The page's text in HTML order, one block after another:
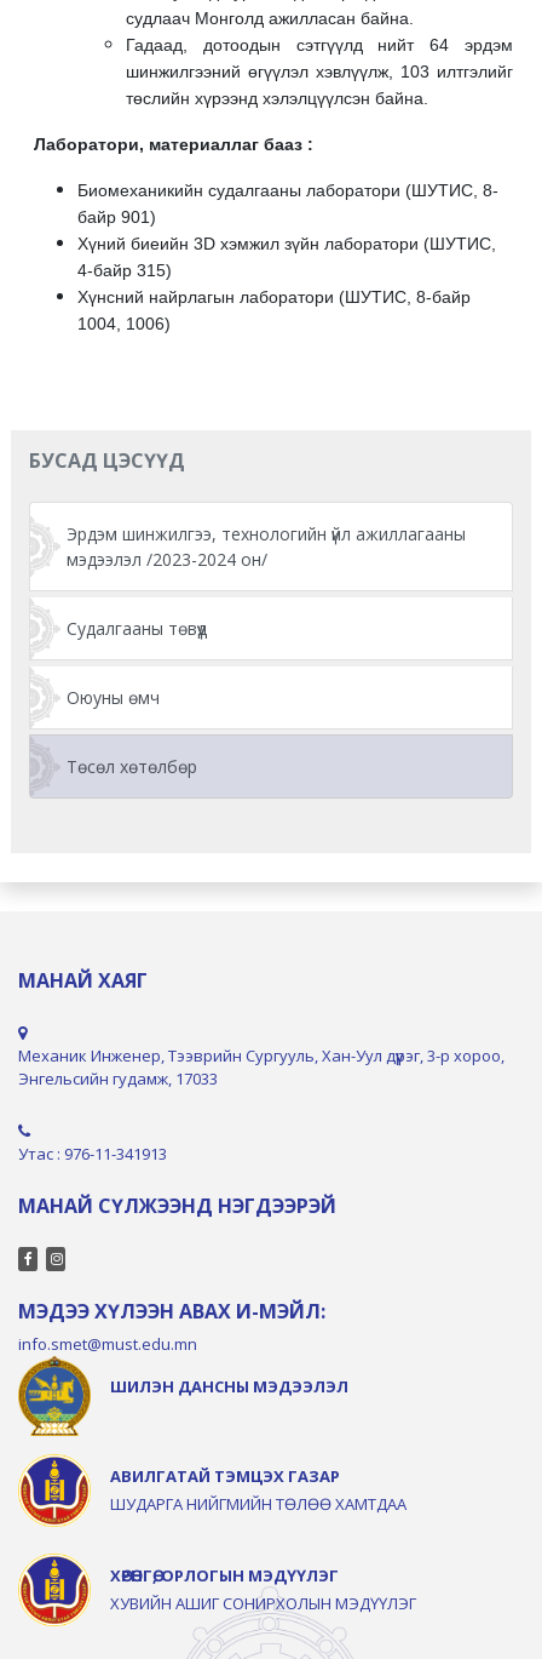
судлаач Монголд ажилласан байна.
Гадаад, дотоодын сэтгүүлд нийт 64 эрдэм
шинжилгээний өгүүлэл хэвлүүлж, 103 илтгэлийг
төслийн хүрээнд хэлэлцүүлсэн байна.
Лаборатори, материаллаг бааз :
Биомеханикийн судалгааны лаборатори (ШУТИС, 8-
байр 901)
Хүний биеийн 3D хэмжил зүйн лаборатори (ШУТИС,
4-байр 315)
Хүнсний найрлагын лаборатори (ШУТИС, 8-байр
1004, 1006)
БУСАД ЦЭСҮҮД
Эрдэм шинжилгээ, технологийн үйл ажиллагааны
мэдээлэл /2023-2024 он/
Судалгааны төвүүд
Оюуны өмч
Төсөл хөтөлбөр
МАНАЙ ХАЯГ
Механик Инженер, Тээврийн Сургууль, Хан-Уул дүүрэг, 3-р хороо,
Энгельсийн гудамж, 17033
Утас : 976-11-341913
МАНАЙ СҮЛЖЭЭНД НЭГДЭЭРЭЙ
МЭДЭЭ ХҮЛЭЭН АВАХ И-МЭЙЛ:
info.smet@must.edu.mn
ШИЛЭН ДАНСНЫ МЭДЭЭЛЭЛ
АВИЛГАТАЙ ТЭМЦЭХ ГАЗАР
ШУДАРГА НИЙГМИЙН ТӨЛӨӨ ХАМТДАА
ХӨРӨНГӨ, ОРЛОГЫН МЭДҮҮЛЭГ
ХУВИЙН АШИГ СОНИРХОЛЫН МЭДҮҮЛЭГ